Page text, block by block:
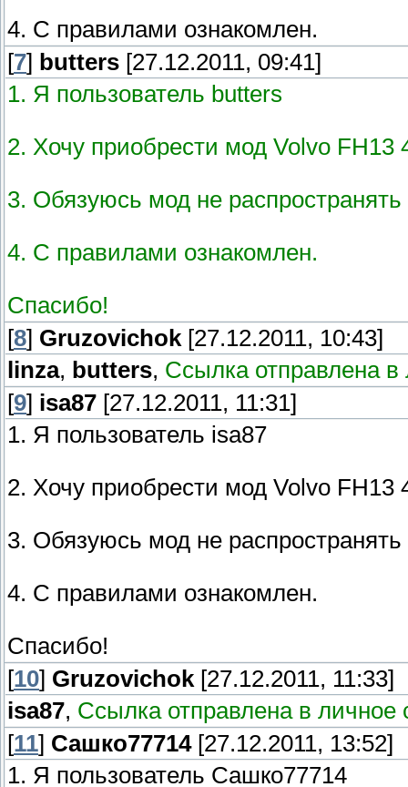
4. С правилами ознакомлен.
[7] butters [27.12.2011, 09:41]
1. Я пользователь butters
2. Хочу приобрести мод Volvo FH13
3. Обязуюсь мод не
4. С правилами ознакомлен.
Спасибо!
[8] Gruzovichok [27.12.2011, 10:43]
linza, butters, Ссылка отправлена
[9] isa87 [27.12.2011, 11:31]
1. Я пользователь isa87
2. Хочу приобрести мод Volvo FH13
3. Обязуюсь мод не
4. С правилами ознакомлен.
Спасибо!
[10] Gruzovichok [27.12.2011, 11:33]
isa87, Ссылка отправлена в
[11] Сашко77714[27.12.2011, 13:52]
1. Я пользователь Сашко77714